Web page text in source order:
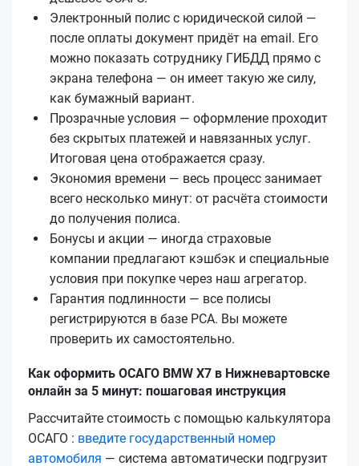
Электронный полис с юридической силой —
после оплаты документ придёт на email. Его
можно показать сотруднику ГИБДД прямо с
экрана телефона — он имеет такую же силу,
как бумажный вариант.
Прозрачные условия — оформление проходит
без скрытых платежей и навязанных услуг.
Итоговая цена отображается сразу.
Экономия времени — весь процесс занимает
всего несколько минут: от расчёта стоимости
до получения полиса.
Бонусы и акции — иногда страховые
компании предлагают кэшбэк и специальные
условия при покупке через наш агрегатор.
Гарантия подлинности — все полисы
регистрируются в базе РСА. Вы можете
проверить их самостоятельно.
Как оформить ОСАГО BMW X7 в Нижневартовске
онлайн за 5 минут: пошаговая инструкция
Рассчитайте стоимость с помощью калькулятора
ОСАГО : введите государственный номер
автомобиля — система автоматически подгрузит